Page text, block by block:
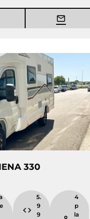
330
5.
9
9
4
p
la